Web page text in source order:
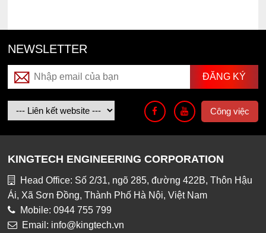
NEWSLETTER
Công việc
KINGTECH ENGINEERING CORPORATION
Head Office: Số 2/31, ngõ 285, đường 422B, Thôn Hậu
Ái, Xã Sơn Đồng, Thành Phố Hà Nội, Việt Nam
Mobile: 0944 755 799
Email: info@kingtech.vn